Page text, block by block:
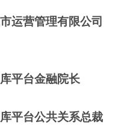
运营管理有限公司
平台金融院长
平台公共关系总裁